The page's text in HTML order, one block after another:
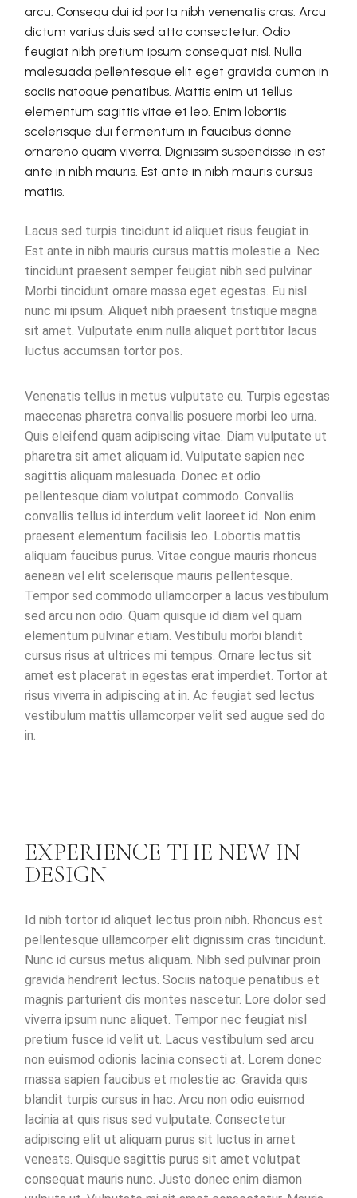
arcu. Consequ dui id porta nibh venenatis cras. Arcu
dictum varius duis sed atto consectetur. Odio
feugiat nibh pretium ipsum consequat nisl. Nulla
malesuada pellentesque elit eget gravida cumon in
sociis natoque penatibus. Mattis enim ut tellus
elementum sagittis vitae et leo. Enim lobortis
scelerisque dui fermentum in faucibus donne
ornareno quam viverra. Dignissim suspendisse in est
ante in nibh mauris. Est ante in nibh mauris cursus
mattis.
Lacus sed turpis tincidunt id aliquet risus feugiat in.
Est ante in nibh mauris cursus mattis molestie a. Nec
tincidunt praesent semper feugiat nibh sed pulvinar.
Morbi tincidunt ornare massa eget egestas. Eu nisl
nunc mi ipsum. Aliquet nibh praesent tristique magna
sit amet. Vulputate enim nulla aliquet porttitor lacus
luctus accumsan tortor pos.
Venenatis tellus in metus vulputate eu. Turpis egestas
maecenas pharetra convallis posuere morbi leo urna.
Quis eleifend quam adipiscing vitae. Diam vulputate ut
pharetra sit amet aliquam id. Vulputate sapien nec
sagittis aliquam malesuada. Donec et odio
pellentesque diam volutpat commodo. Convallis
convallis tellus id interdum velit laoreet id. Non enim
praesent elementum facilisis leo. Lobortis mattis
aliquam faucibus purus. Vitae congue mauris rhoncus
aenean vel elit scelerisque mauris pellentesque.
Tempor sed commodo ullamcorper a lacus vestibulum
sed arcu non odio. Quam quisque id diam vel quam
elementum pulvinar etiam. Vestibulu morbi blandit
cursus risus at ultrices mi tempus. Ornare lectus sit
amet est placerat in egestas erat imperdiet. Tortor at
risus viverra in adipiscing at in. Ac feugiat sed lectus
vestibulum mattis ullamcorper velit sed augue sed do
in.
EXPERIENCE THE NEW IN
DESIGN
Id nibh tortor id aliquet lectus proin nibh. Rhoncus est
pellentesque ullamcorper elit dignissim cras tincidunt.
Nunc id cursus metus aliquam. Nibh sed pulvinar proin
gravida hendrerit lectus. Sociis natoque penatibus et
magnis parturient dis montes nascetur. Lore dolor sed
viverra ipsum nunc aliquet. Tempor nec feugiat nisl
pretium fusce id velit ut. Lacus vestibulum sed arcu
non euismod odionis lacinia consecti at. Lorem donec
massa sapien faucibus et molestie ac. Gravida quis
blandit turpis cursus in hac. Arcu non odio euismod
lacinia at quis risus sed vulputate. Consectetur
adipiscing elit ut aliquam purus sit luctus in amet
veneats. Quisque sagittis purus sit amet volutpat
consequat mauris nunc. Justo donec enim diamon